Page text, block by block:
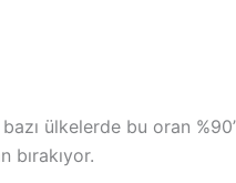
ülkelerde bu oran
bırakıyor.